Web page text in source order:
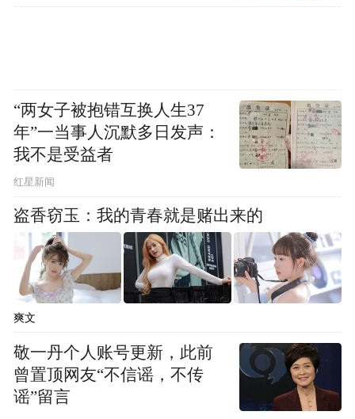
“两女子被抱错互换人生37
年”一当事人沉默多日发声：
我不是受益者
红星新闻
盗香窃玉：我的青春就是赌出来的
爽文
敬一丹个人账号更新，此前
曾置顶网友“不信谣，不传
谣”留言